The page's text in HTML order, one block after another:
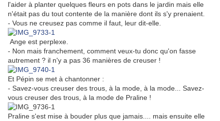
l'aider à planter quelques fleurs en pots dans le jardin mais elle
n'était pas du tout contente de la manière dont ils s'y prenaient.
- Vous ne creusez pas comme il faut, leur dit-elle.
Ange est perplexe.
- Non mais franchement, comment veux-tu donc qu'on fasse
autrement ? il n'y a pas 36 manières de creuser !
Et Pépin se met à chantonner :
- Savez-vous creuser des trous, à la mode, à la mode... Savez-
vous creuser des trous, à la mode de Praline !
Praline s'est mise à bouder plus que jamais.... mais ensuite elle